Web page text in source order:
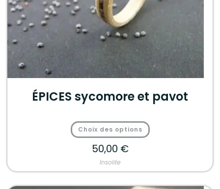
ÉPICES sycomore et pavot
Choix des options
50,00 €
Insolite